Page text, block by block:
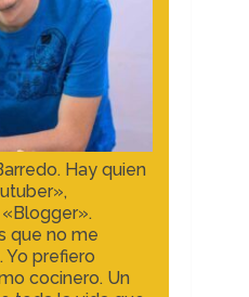
Hay quien
que no me
Yo prefiero
cocinero. Un